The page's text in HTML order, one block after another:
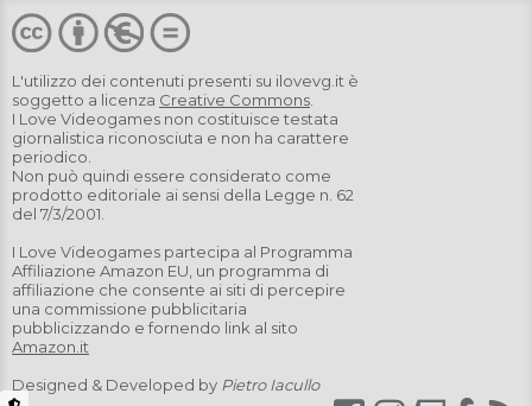
L'utilizzo dei contenuti presenti su ilovevg.it è
soggetto a licenza Creative Commons
I Love Videogames non costituisce testata
giornalistica riconosciuta e non ha carattere
periodico.
Non può quindi essere considerato come
prodotto editoriale ai sensi della Legge n. 62
del 7/3/2001.
I Love Videogames partecipa al Programma
Affiliazione Amazon EU, un programma di
affiliazione che consente ai siti di percepire
una commissione pubblicitaria
pubblicizzando e fornendo link al sito
Amazon.it
Designed & Developed by Pietro Iacullo